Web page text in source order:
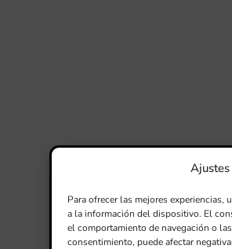
Para ofrecer las mejores
a la información del dispositivo. El
el comportamiento de navegación o
consentimiento, puede afectar